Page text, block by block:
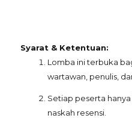
Syarat & Ketentuan:
Lomba ini terbuka
wartawan, penulis,
Setiap peserta
naskah resensi.